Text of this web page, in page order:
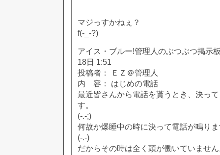
マジっすかねぇ？
f(-_-?)
アイス・ブルー!管理人のぶつぶつ掲示
18日 1:51
投稿者： ＥＺ＠管理人
内 容： はじめの電話
最近皆さんから電話を貰うとき、決っ
す。
(-.-;)
何故か爆睡中の時に決って電話が鳴り
(-.-)
だからその時は全く頭が働いていませ